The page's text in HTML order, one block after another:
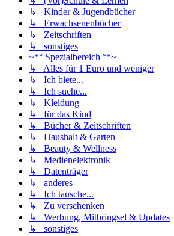
↳ Kinder & Jugendbücher
↳ Erwachsenenbücher
↳ Zeitschriften
↳ sonstiges
~*° Spezialbereich °*~
↳ Alles für 1 Euro und weniger
↳ Ich biete...
↳ Ich suche...
↳ Kleidung
↳ für das Kind
↳ Bücher & Zeitschriften
↳ Haushalt & Garten
↳ Beauty & Wellness
↳ Medienelektronik
↳ Datenträger
↳ anderes
↳ Ich tausche...
↳ Zu verschenken
↳ Werbung, Mitbringsel & Updates
↳ sonstiges